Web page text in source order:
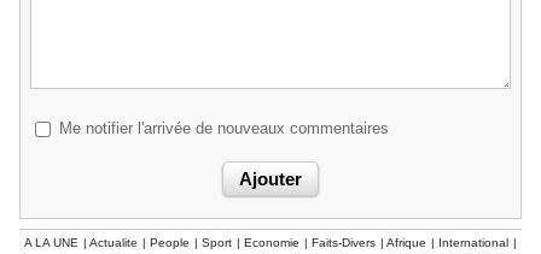
Me notifier l'arrivée de nouveaux commentaires
A LA UNE | Actualite | People | Sport | Economie | Faits-Divers | Afrique | International |